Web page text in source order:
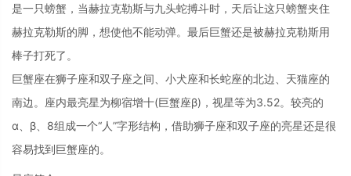
是一只螃蟹，当赫拉克勒斯与九头蛇搏斗时，天后让这只螃蟹夹住
赫拉克勒斯的脚，想使他不能动弹。最后巨蟹还是被赫拉克勒斯用
棒子打死了。
巨蟹座在狮子座和双子座之间、小犬座和长蛇座的北边、天猫座的
南边。座内最亮星为柳宿增十(巨蟹座β)，视星等为3.52。较亮的
α、β、8组成一个“人”字形结构，借助狮子座和双子座的亮星还是很
容易找到巨蟹座的。